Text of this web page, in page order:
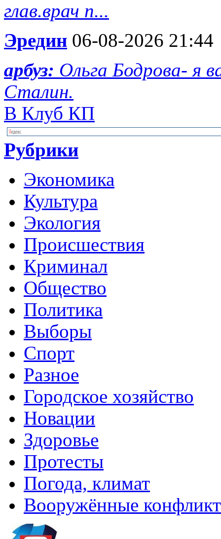
глав.врач п...
Эредин 06-08-2026 21:44
арбуз: Ольга Бодрова- я
Сталин.
В Клуб КП
Рубрики
Экономика
Культура
Экология
Происшествия
Криминал
Общество
Политика
Выборы
Спорт
Разное
Городское хозяйство
Новации
Здоровье
Протесты
Погода, климат
Вооружённые